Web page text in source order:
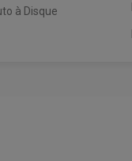
à Disque